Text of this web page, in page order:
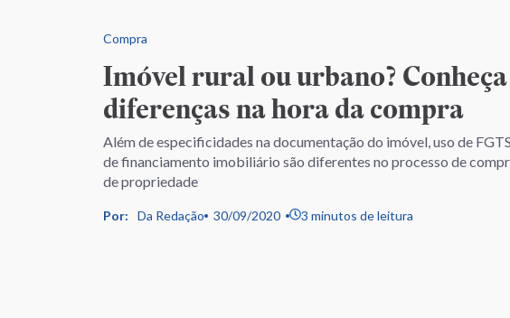
Compra
Imóvel rural ou urbano?
diferenças na hora da compra
Além de especificidades na documentação do imóvel, uso de
de financiamento imobiliário são diferentes no processo de
de propriedade
Por: Da Redação 30/09/2020 3 minutos de leitura